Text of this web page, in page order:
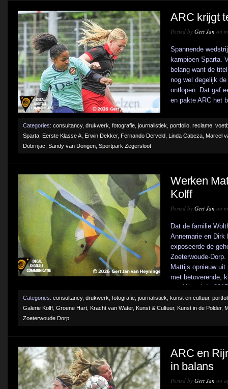
ARC krijgt
Posted by Gert Jan on
Spannende
kampioen Sparta.
belang want de
nog wel degelijk
ontlopen. Dat gaf
en pakte ARC het
Categories: consultancy, drukwerk fotografie journalistiek portfolio reclame
Sparta Eerste Klasse A Erwin Dekker, Fernando Derveld Linda Cabeza Marcel
Dobrnjac Sandy van Dongen Sportpark Zegersloot
Werken
Kolff
Posted by Gert Jan on
Dat de familie
Annemarie en Dirk
exposeerde de
Zoeterwoude-
Mattijs opnieuw
met betoverende,
van Water’. In
Categories: consultancy, drukwerk fotografie journalistiek kunst en cultuur,
Galerie Kolff Groene Hart Kracht van Water, Kunst & Cultuur, Kunst in de Polder,
Zoeterwoude Dorp
ARC en
in balans
Posted by Gert Jan on